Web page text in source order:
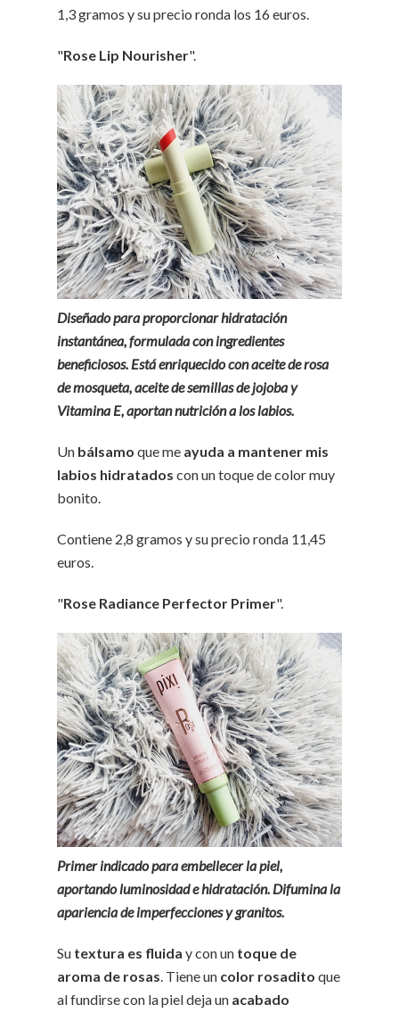
1,3 gramos y su precio ronda los 16 euros.
"Rose Lip Nourisher".
Diseñado para proporcionar hidratación
instantánea, formulada con ingredientes
beneficiosos. Está enriquecido con aceite de rosa
de mosqueta, aceite de semillas de jojoba y
Vitamina E, aportan nutrición a los labios.
Un bálsamo que me ayuda a mantener mis
labios hidratados con un toque de color muy
bonito.
Contiene 2,8 gramos y su precio ronda 11,45
euros.
"Rose Radiance Perfector Primer".
Primer indicado para embellecer la piel,
aportando luminosidad e hidratación. Difumina la
apariencia de imperfecciones y granitos.
Su textura es fluida y con un toque de
aroma de rosas. Tiene un color rosadito que
al fundirse con la piel deja un acabado